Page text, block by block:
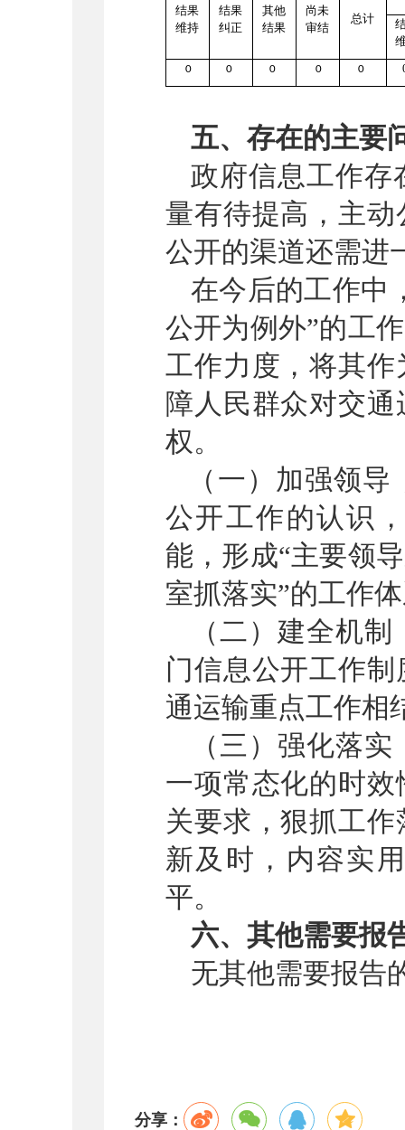
结果
维持
结果
纠正
其他
结果
尚未
审结
总计
0 0 0 0 0
五、存在的主要
政府信息工作存
量有待提高，主
公开的渠道还需进
在今后的工作中
公开为例外”的工
工作力度，将其
障人民群众对交
权。
（一）加强领
公开工作的认识
能，形成“主要领
室抓落实”的工作
（二）建全机
门信息公开工作
通运输重点工作相
（三）强化落
一项常态化的时
关要求，狠抓工
新及时，内容实
平。
六、其他需要报
无其他需要报告
分享：